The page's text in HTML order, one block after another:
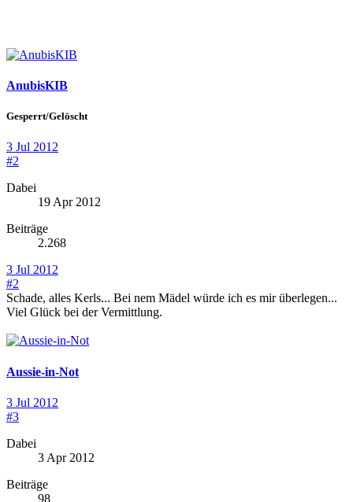
AnubisKIB
Gesperrt/Gelöscht
3 Jul 2012
#2
Dabei
19 Apr 2012
Beiträge
2.268
3 Jul 2012
#2
Schade, alles Kerls... Bei nem Mädel würde ich es mir überlegen...
Viel Glück bei der Vermittlung.
Aussie-in-Not
3 Jul 2012
#3
Dabei
3 Apr 2012
Beiträge
98